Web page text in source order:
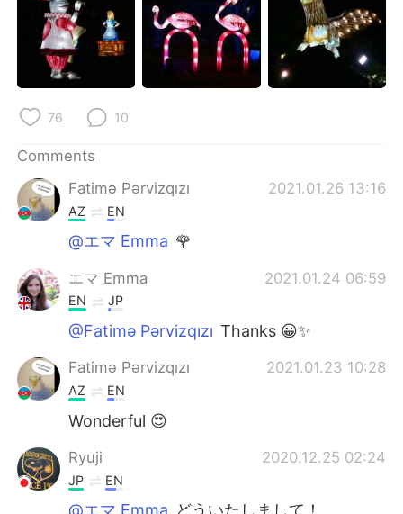
76 10
Comments
Fatimə Pərvizqızı
2021.01.26 13:16
AZ EN
@エマ Emma 🌹
エマ Emma 2021.01.24 06:59
EN JP
@Fatimə Pərvizqızı Thanks 😀✨
Fatimə Pərvizqızı 2021.01.23 10:28
AZ EN
Wonderful 😍
Ryuji 2020.12.25 02:24
JP EN